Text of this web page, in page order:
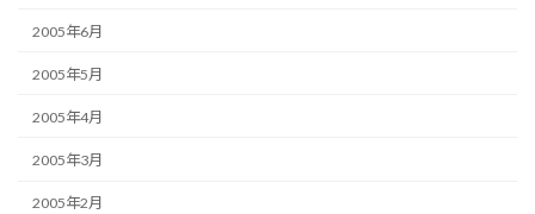
2005年6月
2005年5月
2005年4月
2005年3月
2005年2月